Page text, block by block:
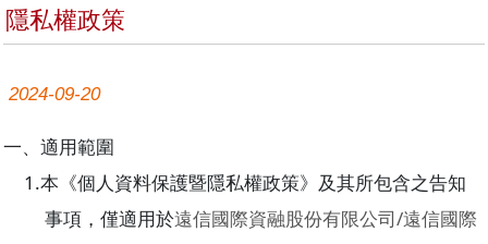
隱私權政策
2024-09-20
一、適用範圍
1.本《個人資料保護暨隱私權政策》及其所包含之告知
事項，僅適用於遠信國際資融股份有限公司 /遠信國際